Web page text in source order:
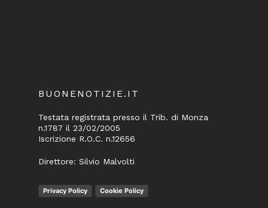
BUONENOTIZIE.IT
Testata registrata presso il Trib. di Monza
n.1787 il 23/02/2005
Iscrizione R.O.C. n.12656
Direttore: Silvio Malvolti
Privacy Policy Cookie Policy